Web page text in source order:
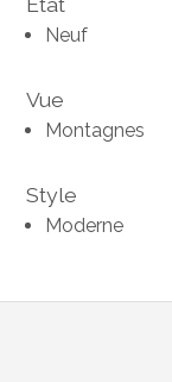
Neuf
Vue
Montagnes
Style
Moderne